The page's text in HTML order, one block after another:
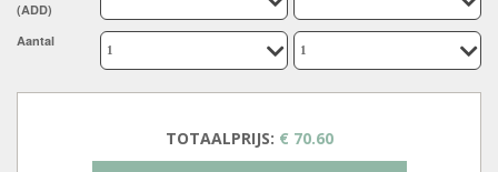
(ADD)
Aantal
TOTAALPRIJS: € 70.60